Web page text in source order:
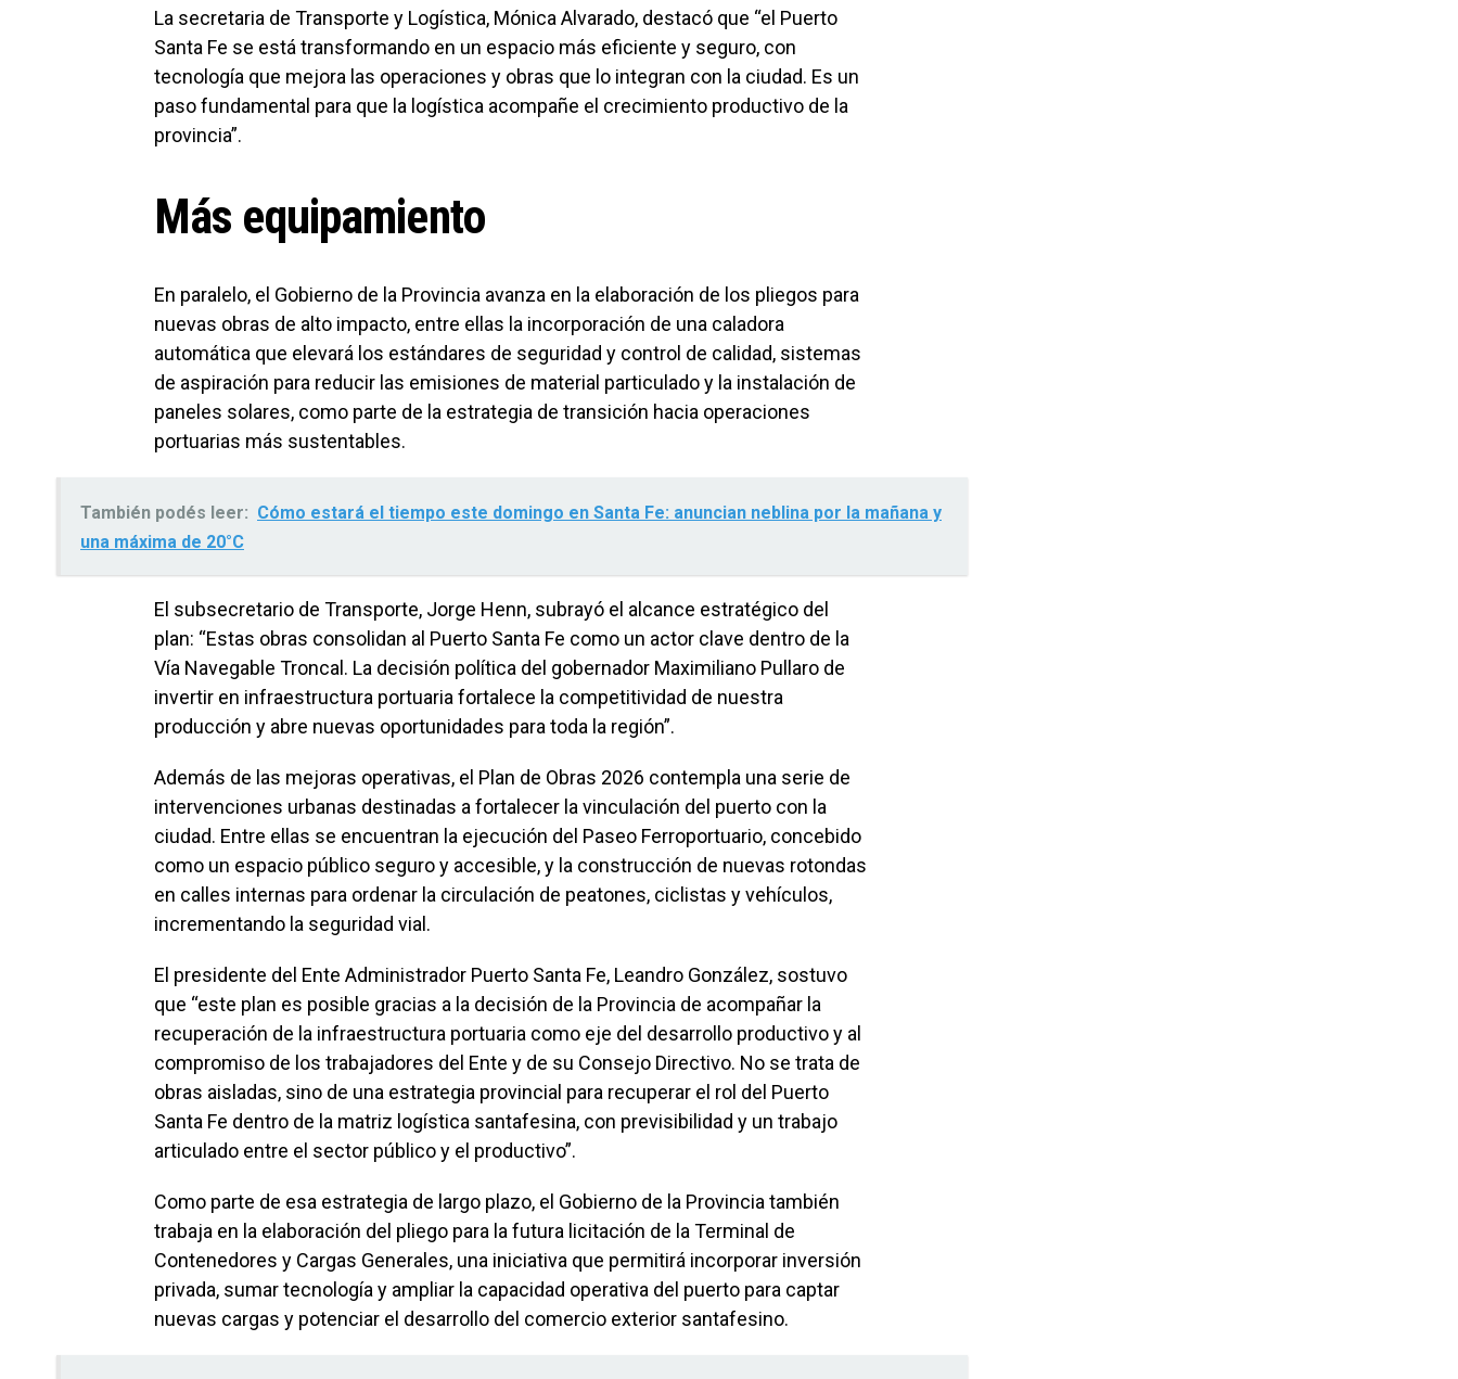
La secretaria de Transporte y Logística, Mónica Alvarado, destacó que “el Puerto
Santa Fe se está transformando en un espacio más eficiente y seguro, con
tecnología que mejora las operaciones y obras que lo integran con la ciudad. Es un
paso fundamental para que la logística acompañe el crecimiento productivo de la
provincia”.
Más equipamiento
En paralelo, el Gobierno de la Provincia avanza en la elaboración de los pliegos para
nuevas obras de alto impacto, entre ellas la incorporación de una caladora
automática que elevará los estándares de seguridad y control de calidad, sistemas
de aspiración para reducir las emisiones de material particulado y la instalación de
paneles solares, como parte de la estrategia de transición hacia operaciones
portuarias más sustentables.
También podés leer: Cómo estará el tiempo este domingo en Santa Fe: anuncian neblina por la mañana y
una máxima de 20°C
El subsecretario de Transporte, Jorge Henn, subrayó el alcance estratégico del
plan: “Estas obras consolidan al Puerto Santa Fe como un actor clave dentro de la
Vía Navegable Troncal. La decisión política del gobernador Maximiliano Pullaro de
invertir en infraestructura portuaria fortalece la competitividad de nuestra
producción y abre nuevas oportunidades para toda la región”.
Además de las mejoras operativas, el Plan de Obras 2026 contempla una serie de
intervenciones urbanas destinadas a fortalecer la vinculación del puerto con la
ciudad. Entre ellas se encuentran la ejecución del Paseo Ferroportuario, concebido
como un espacio público seguro y accesible, y la construcción de nuevas rotondas
en calles internas para ordenar la circulación de peatones, ciclistas y vehículos,
incrementando la seguridad vial.
El presidente del Ente Administrador Puerto Santa Fe, Leandro González, sostuvo
que “este plan es posible gracias a la decisión de la Provincia de acompañar la
recuperación de la infraestructura portuaria como eje del desarrollo productivo y al
compromiso de los trabajadores del Ente y de su Consejo Directivo. No se trata de
obras aisladas, sino de una estrategia provincial para recuperar el rol del Puerto
Santa Fe dentro de la matriz logística santafesina, con previsibilidad y un trabajo
articulado entre el sector público y el productivo”.
Como parte de esa estrategia de largo plazo, el Gobierno de la Provincia también
trabaja en la elaboración del pliego para la futura licitación de la Terminal de
Contenedores y Cargas Generales, una iniciativa que permitirá incorporar inversión
privada, sumar tecnología y ampliar la capacidad operativa del puerto para captar
nuevas cargas y potenciar el desarrollo del comercio exterior santafesino.